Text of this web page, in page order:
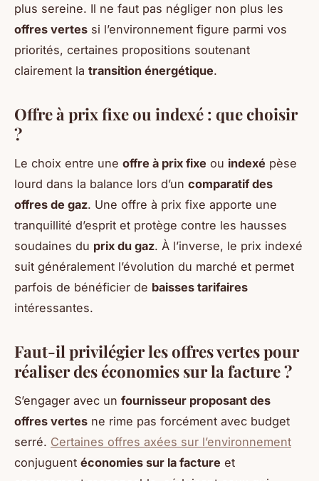
plus sereine. Il ne faut pas négliger non plus les
offres vertes si l’environnement figure parmi vos
priorités, certaines propositions soutenant
clairement la transition énergétique.
Offre à prix fixe ou indexé : que choisir
?
Le choix entre une offre à prix fixe ou indexé pèse
lourd dans la balance lors d’un comparatif des
offres de gaz. Une offre à prix fixe apporte une
tranquillité d’esprit et protège contre les hausses
soudaines du prix du gaz. À l’inverse, le prix indexé
suit généralement l’évolution du marché et permet
parfois de bénéficier de baisses tarifaires
intéressantes.
Faut-il privilégier les offres vertes pour
réaliser des économies sur la facture ?
S’engager avec un fournisseur proposant des
offres vertes ne rime pas forcément avec budget
serré. Certaines offres axées sur l’environnement
conjuguent économies sur la facture et